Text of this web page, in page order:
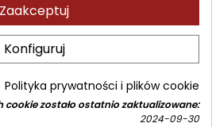
favorite_border
Zaakceptuj
Konfiguruj
Polityka prywatności i plików cookie
cookie zostało ostatnio zaktualizowane:
2024-09-30